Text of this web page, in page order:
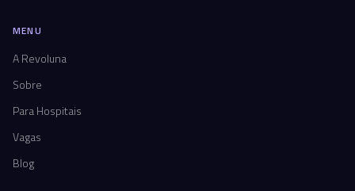
MENU
A Revoluna
Sobre
Para Hospitais
Vagas
Blog